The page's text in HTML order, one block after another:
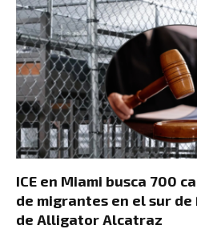
ICE en Miami busca 700
de migrantes en el sur
de Alligator Alcatraz